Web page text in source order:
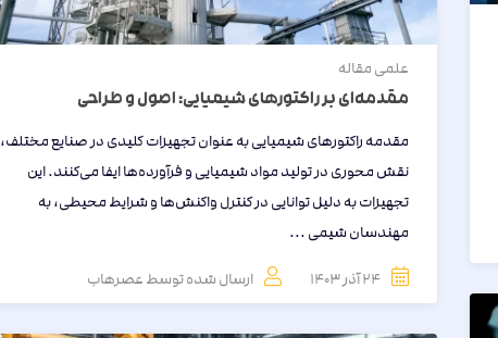
علمی مقاله
مقدمه‌ای بر راکتورهای شیمیایی: اصول و طراحی
مقدمه راکتورهای شیمیایی به عنوان تجهیزات کلیدی در صنایع مختلف،
نقش محوری در تولید مواد شیمیایی و فرآورده‌ها ایفا می‌کنند. این
تجهیزات به دلیل توانایی در کنترل واکنش‌ها و شرایط محیطی، به
مهندسان شیمی ...
ارسال شده توسط عصرهاب